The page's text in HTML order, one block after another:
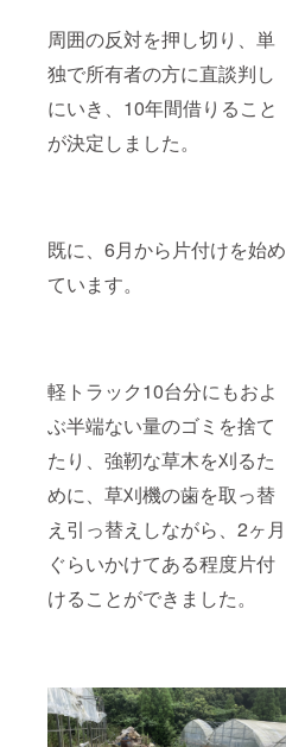
周囲の反対を押し切り、単
独で所有者の方に直談判し
にいき、10年間借りること
が決定しました。
既に、6月から片付けを始め
ています。
軽トラック10台分にもおよ
ぶ半端ない量のゴミを捨て
たり、強靭な草木を刈るた
めに、草刈機の歯を取っ替
え引っ替えしながら、2ヶ月
ぐらいかけてある程度片付
けることができました。